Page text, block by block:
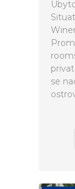
se